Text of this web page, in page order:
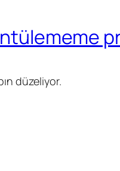
düzeliyor.